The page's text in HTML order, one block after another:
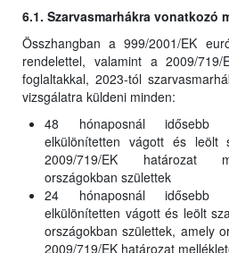
6.1. Szarvasmarhákra vonatkozó
Összhangban a 999/2001/EK
rendelettel, valamint a 2009/719/
foglaltakkal, 2023-tól
vizsgálatra küldeni minden:
48 hónaposnál idősebb
elkülönítetten vágott és leölt
2009/719/EK határozat
országokban születtek
24 hónaposnál idősebb
elkülönítetten vágott és leölt
országokban születtek, amely
2009/719/EK határozat